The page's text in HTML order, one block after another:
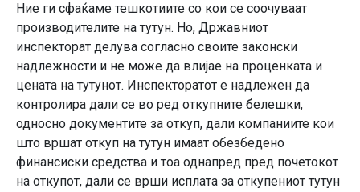
Ние ги сфаќаме тешкотиите со кои се соочуваат
производителите на тутун. Но, Државниот
инспекторат делува согласно своите законски
надлежности и не може да влијае на проценката и
цената на тутунот. Инспекторатот е надлежен да
контролира дали се во ред откупните белешки,
односно документите за откуп, дали компаниите кои
што вршат откуп на тутун имаат обезбедено
финансиски средства и тоа однапред пред почетокот
на откупот, дали се врши исплата за откупениот тутун